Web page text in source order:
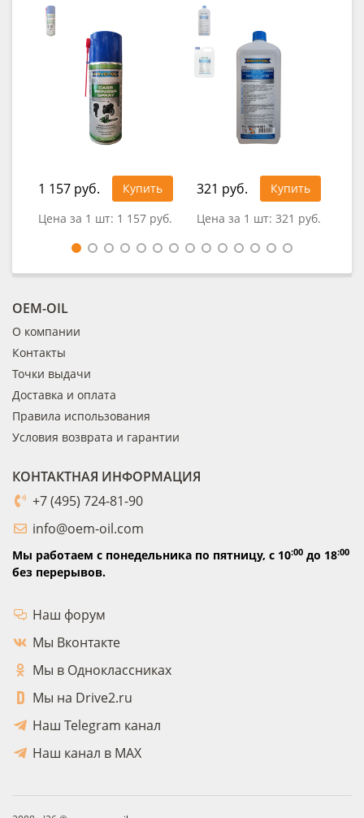
1 157 руб.
Купить
Цена за 1 шт: 1 157 руб.
321 руб.
Купить
Цена за 1 шт: 321 руб.
OEM-OIL
О компании
Контакты
Точки выдачи
Доставка и оплата
Правила использования
Условия возврата и гарантии
КОНТАКТНАЯ ИНФОРМАЦИЯ
+7 (495) 724-81-90
info@oem-oil.com
Мы работаем с понедельника по пятницу, с 10:00 до 18:00
без перерывов.
Наш форум
Мы Вконтакте
Мы в Одноклассниках
Мы на Drive2.ru
Наш Telegram канал
Наш канал в MAX